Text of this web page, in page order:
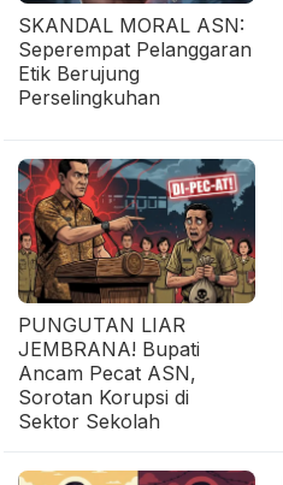
SKANDAL MORAL ASN:
Seperempat Pelanggaran
Etik Berujung
Perselingkuhan
PUNGUTAN LIAR
JEMBRANA! Bupati
Ancam Pecat ASN,
Sorotan Korupsi di
Sektor Sekolah